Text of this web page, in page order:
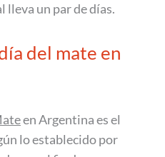
lleva un par de días.
del mate en
en Argentina es el
lo establecido por